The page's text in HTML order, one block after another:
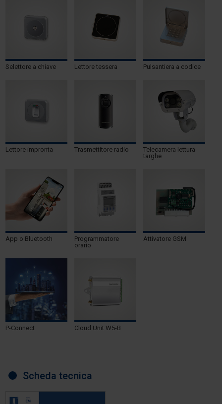
Selettore a chiave Lettore tessera Pulsantiera a codice
Lettore impronta Trasmettitore radio
Telecamera lettura
targhe
App o Bluetooth
Programmatore
orario
Attivatore GSM
P-Connect Cloud Unit W5-B
Scheda tecnica